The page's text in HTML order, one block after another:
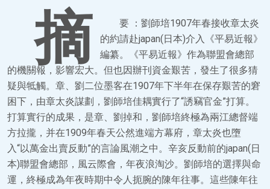
摘
要 ：劉師培1907年春接收章太炎
的約請赴japan(日本)介入《平易近報》
編纂。《平易近報》作為聯盟會總部
的機關報，影響宏大。但也因辦刊資金艱苦，發生了很多猜
疑與牴觸。章、劉二位墨客在1907年下半年在保存艱苦的窘
困下，由章太炎謀劃，劉師培佳耦實行了“誘竊官金”打算。
打算實行的成果，是章、劉掉和，劉師培終極為兩江總督端
方拉攏，并在1909年春天公然進端方幕府，章太炎也墮
入“以萬金出賣反動”的言論風潮之中。辛亥反動前的japan(日
本)聯盟會總部，風云際會，年夜浪淘沙。劉師培的選擇與命
運，終極成為年夜時期中令人扼腕的陳年往事。這些陳年往